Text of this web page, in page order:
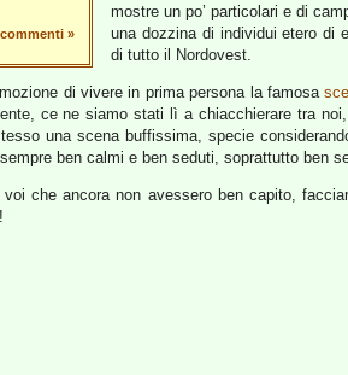
»
mostre un po’ particolari e di
una dozzina di individui etero di
di tutto il Nordovest.
di vivere in prima persona la famosa
ce ne siamo stati lì a chiacchierare tra
una scena buffissima, specie
ben calmi e ben seduti, soprattutto ben
voi che ancora non avessero ben capito,
!